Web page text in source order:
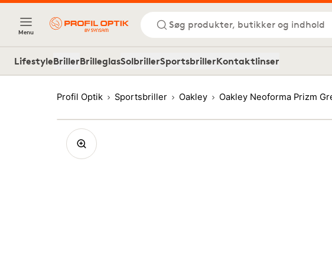
Menu
Søg produkter, butikker og indhold
LifestyleBrillerBrilleglasSolbrillerSportsbrillerKontaktlinser
Profil Optik Sportsbriller Oakley Oakley Neoforma Prizm